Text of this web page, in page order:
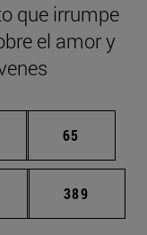
que irrumpe
el amor y
Páginas intermedias
Página
65
Páginas intermedias
Página
389